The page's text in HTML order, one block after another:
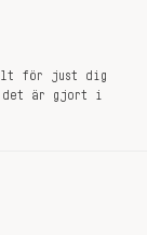
för just dig
det är gjort i